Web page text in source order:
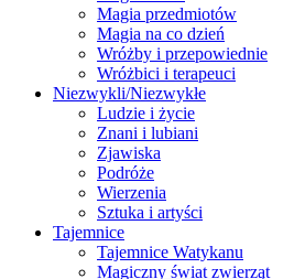
Magia przedmiotów
Magia na co dzień
Wróżby i przepowiednie
Wróżbici i terapeuci
Niezwykli/Niezwykłe
Ludzie i życie
Znani i lubiani
Zjawiska
Podróże
Wierzenia
Sztuka i artyści
Tajemnice
Tajemnice Watykanu
Magiczny świat zwierząt